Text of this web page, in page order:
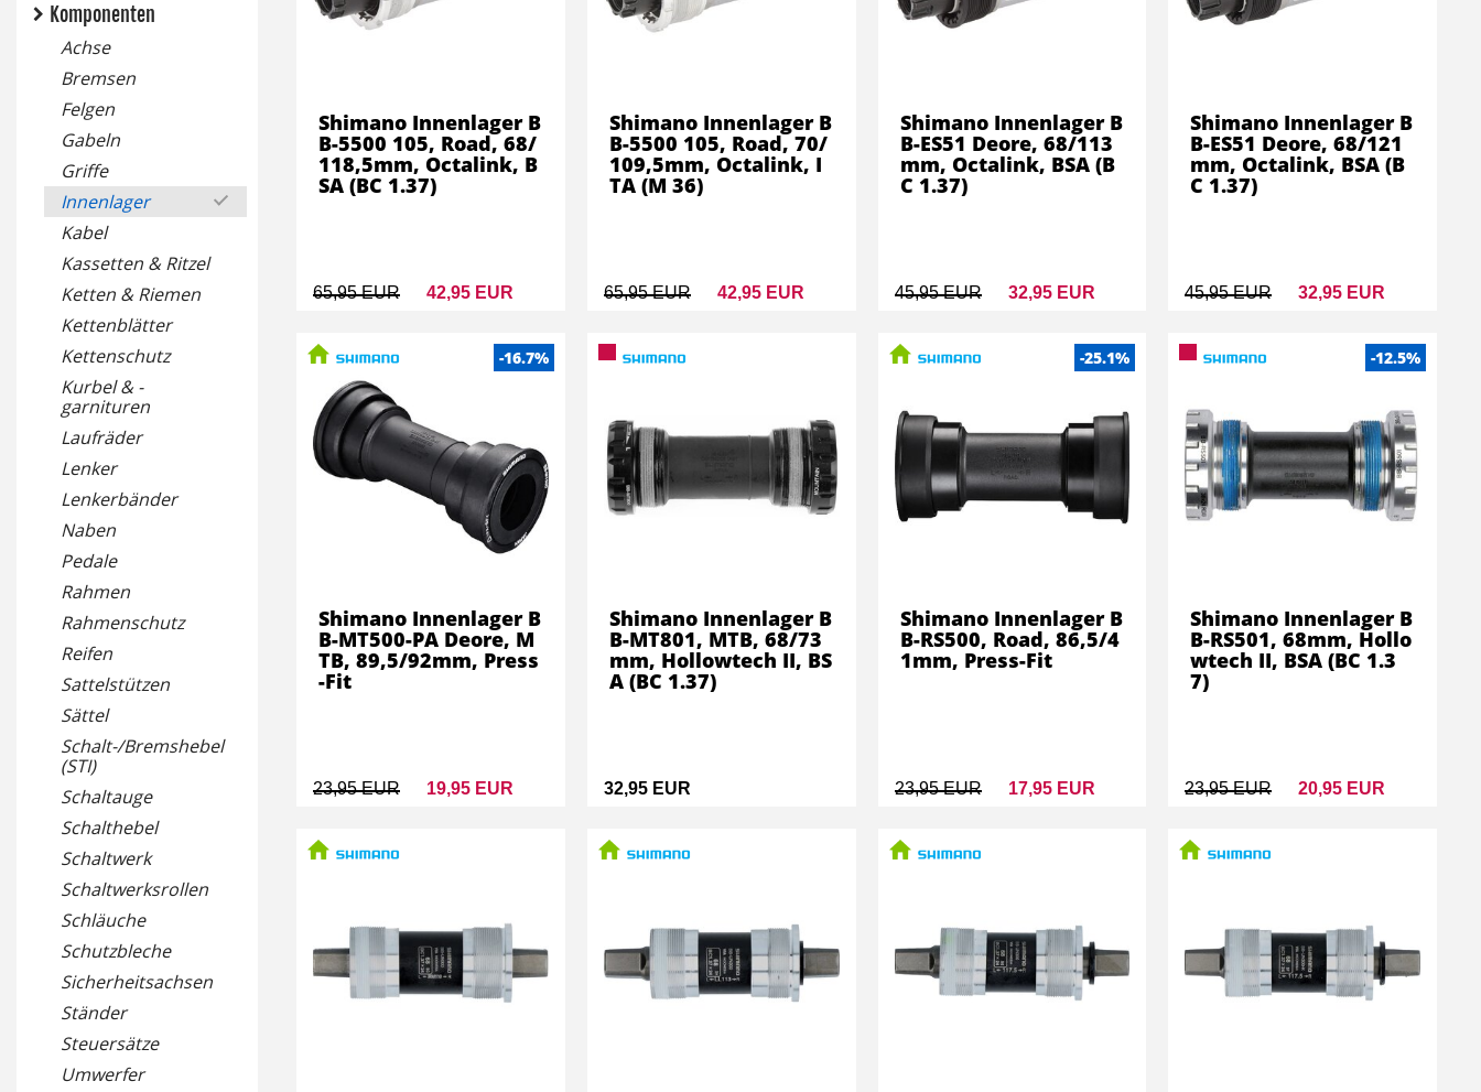
Komponenten
Achse
Bremsen
Felgen
Gabeln
Griffe
Innenlager
Kabel
Kassetten & Ritzel
Ketten & Riemen
Kettenblätter
Kettenschutz
Kurbel & -
garnituren
Laufräder
Lenker
Lenkerbänder
Naben
Pedale
Rahmen
Rahmenschutz
Reifen
Sattelstützen
Sättel
Schalt-/Bremshebel
(STI)
Schaltauge
Schalthebel
Schaltwerk
Schaltwerksrollen
Schläuche
Schutzbleche
Sicherheitsachsen
Ständer
Steuersätze
Umwerfer
65,95 EUR 42,95 EUR
Shimano Innenlager B
B-5500 105, Road, 68/
118,5mm, Octalink, B
SA (BC 1.37)
65,95 EUR 42,95 EUR
Shimano Innenlager B
B-5500 105, Road, 70/
109,5mm, Octalink, I
TA (M 36)
45,95 EUR 32,95 EUR
Shimano Innenlager B
B-ES51 Deore, 68/113
mm, Octalink, BSA (B
C 1.37)
45,95 EUR 32,95 EUR
Shimano Innenlager B
B-ES51 Deore, 68/121
mm, Octalink, BSA (B
C 1.37)
-16.7%
23,95 EUR 19,95 EUR
Shimano Innenlager B
B-MT500-PA Deore, M
TB, 89,5/92mm, Press
-Fit
32,95 EUR
Shimano Innenlager B
B-MT801, MTB, 68/73
mm, Hollowtech II, BS
A (BC 1.37)
-25.1%
23,95 EUR 17,95 EUR
Shimano Innenlager B
B-RS500, Road, 86,5/4
1mm, Press-Fit
-12.5%
23,95 EUR 20,95 EUR
Shimano Innenlager B
B-RS501, 68mm, Hollo
wtech II, BSA (BC 1.3
7)